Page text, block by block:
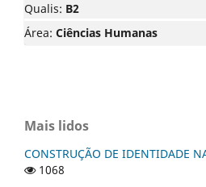
Qualis: B2
Área: Ciências Humanas
Mais lidos
CONSTRUÇÃO DE IDENTIDADE
1068